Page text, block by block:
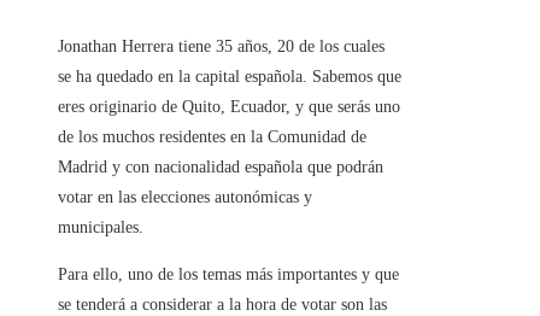
Jonathan Herrera tiene 35 años, 20 de los cuales
se ha quedado en la capital española. Sabemos que
eres originario de Quito, Ecuador, y que serás uno
de los muchos residentes en la Comunidad de
Madrid y con nacionalidad española que podrán
votar en las elecciones autonómicas y
municipales.
Para ello, uno de los temas más importantes y que
se tenderá a considerar a la hora de votar son las